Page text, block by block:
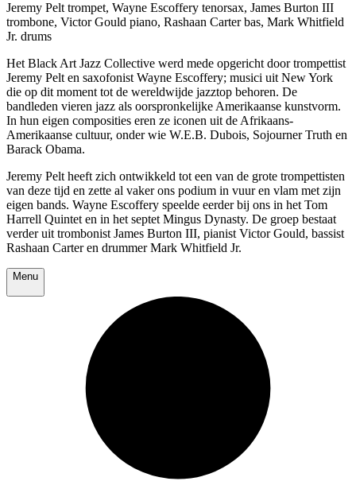
Jeremy Pelt trompet, Wayne Escoffery tenorsax, James Burton III
trombone, Victor Gould piano, Rashaan Carter bas, Mark Whitfield
Jr. drums
Het Black Art Jazz Collective werd mede opgericht door trompettist
Jeremy Pelt en saxofonist Wayne Escoffery; musici uit New York
die op dit moment tot de wereldwijde jazztop behoren. De
bandleden vieren jazz als oorspronkelijke Amerikaanse kunstvorm.
In hun eigen composities eren ze iconen uit de Afrikaans-
Amerikaanse cultuur, onder wie W.E.B. Dubois, Sojourner Truth en
Barack Obama.
Jeremy Pelt heeft zich ontwikkeld tot een van de grote trompettisten
van deze tijd en zette al vaker ons podium in vuur en vlam met zijn
eigen bands. Wayne Escoffery speelde eerder bij ons in het Tom
Harrell Quintet en in het septet Mingus Dynasty. De groep bestaat
verder uit trombonist James Burton III, pianist Victor Gould, bassist
Rashaan Carter en drummer Mark Whitfield Jr.
Menu